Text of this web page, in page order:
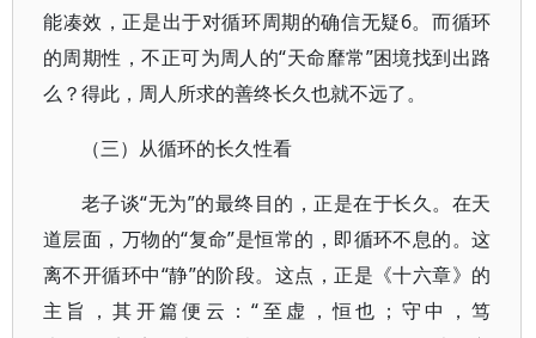
能凑效，正是出于对循环周期的确信无疑6。而循环
的周期性，不正可为周人的“天命靡常”困境找到出路
么？得此，周人所求的善终长久也就不远了。
（三）从循环的长久性看
老子谈“无为”的最终目的，正是在于长久。在天
道层面，万物的“复命”是恒常的，即循环不息的。这
离不开循环中“静”的阶段。这点，正是《十六章》的
主旨，其开篇便云：“至虚，恒也；守中，笃